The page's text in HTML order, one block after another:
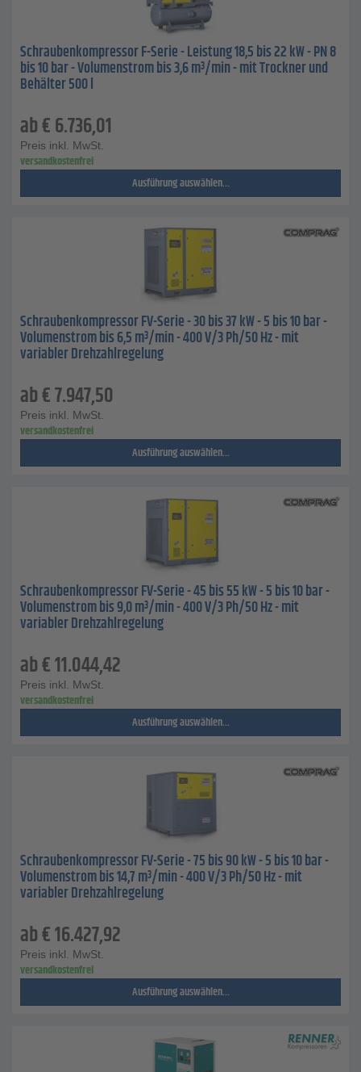
Schraubenkompressor F-Serie - Leistung 18,5 bis 22 kW - PN 8
bis 10 bar - Volumenstrom bis 3,6 m³/min - mit Trockner und
Behälter 500 l
ab€6.736,01
Preis inkl. MwSt.
versandkostenfrei
Ausführung auswählen...
Schraubenkompressor FV-Serie - 30 bis 37 kW - 5 bis 10 bar -
Volumenstrom bis 6,5 m³/min - 400 V/3 Ph/50 Hz - mit
variabler Drehzahlregelung
ab€7.947,50
Preis inkl. MwSt.
versandkostenfrei
Ausführung auswählen...
Schraubenkompressor FV-Serie - 45 bis 55 kW - 5 bis 10 bar -
Volumenstrom bis 9,0 m³/min - 400 V/3 Ph/50 Hz - mit
variabler Drehzahlregelung
ab€11.044,42
Preis inkl. MwSt.
versandkostenfrei
Ausführung auswählen...
Schraubenkompressor FV-Serie - 75 bis 90 kW - 5 bis 10 bar -
Volumenstrom bis 14,7 m³/min - 400 V/3 Ph/50 Hz - mit
variabler Drehzahlregelung
ab€16.427,92
Preis inkl. MwSt.
versandkostenfrei
Ausführung auswählen...